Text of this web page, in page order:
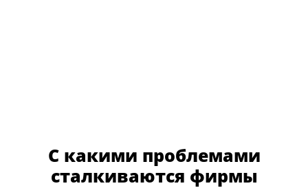
С какими проблемами
сталкиваются фирмы